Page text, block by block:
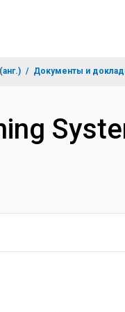
Документы и